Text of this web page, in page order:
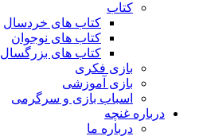
کتاب
کتاب های خردسال
کتاب های نوجوان
کتاب های بزرگسال
بازی فکری
بازی آموزشی
اسباب بازی و سرگرمی
درباره غنچه
درباره ما